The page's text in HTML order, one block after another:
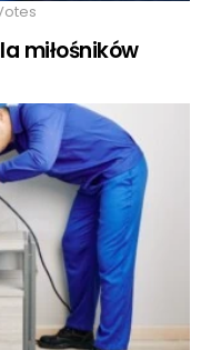
miłośników